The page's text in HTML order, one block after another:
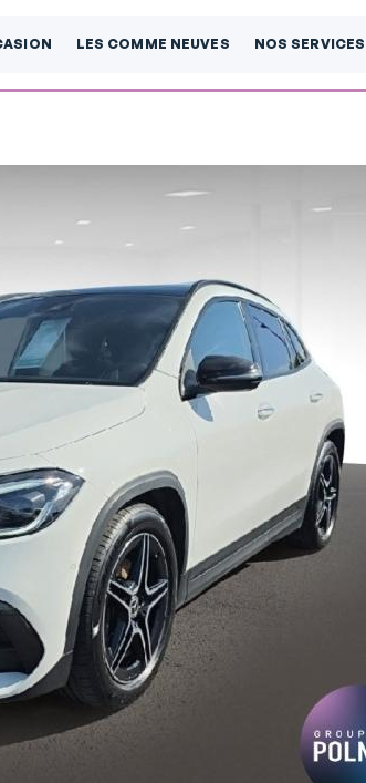
LES COMME NEUVES NOS SERVICES